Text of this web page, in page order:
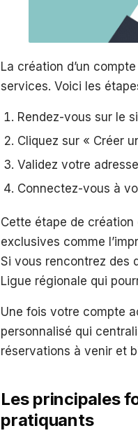
La création d’un compte
services. Voici les
Rendez-vous sur le
Cliquez sur « Créer
Validez votre
Connectez-vous à
Cette étape de
exclusives comme
Si vous rencontrez des
Ligue régionale qui
Une fois votre compte
personnalisé qui
réservations à venir et
Les principales
pratiquants